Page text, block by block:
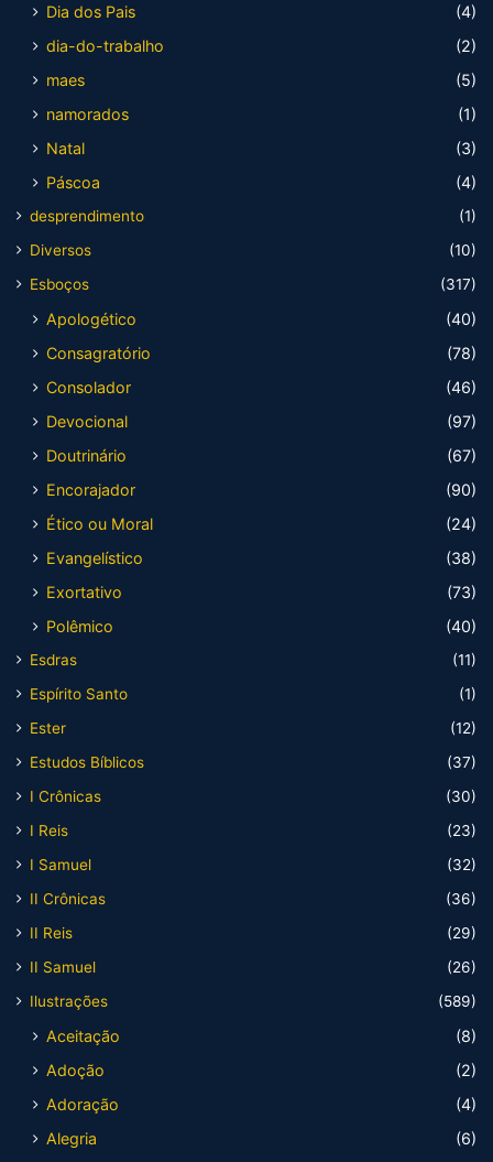
Dia dos Pais
(4)
dia-do-trabalho
(2)
maes
(5)
namorados
(1)
Natal
(3)
Páscoa
(4)
desprendimento
(1)
Diversos
(10)
Esboços
(317)
Apologético
(40)
Consagratório
(78)
Consolador
(46)
Devocional
(97)
Doutrinário
(67)
Encorajador
(90)
Ético ou Moral
(24)
Evangelístico
(38)
Exortativo
(73)
Polêmico
(40)
Esdras
(11)
Espírito Santo
(1)
Ester
(12)
Estudos Bíblicos
(37)
I Crônicas
(30)
I Reis
(23)
I Samuel
(32)
II Crônicas
(36)
II Reis
(29)
II Samuel
(26)
Ilustrações
(589)
Aceitação
(8)
Adoção
(2)
Adoração
(4)
Alegria
(6)